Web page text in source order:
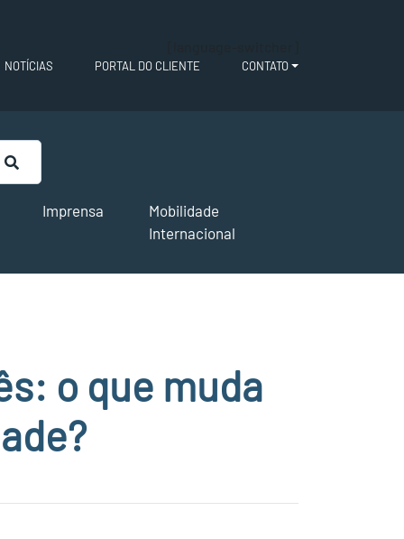
NOTÍCIAS PORTAL DO CLIENTE CONTATO
Imprensa
Mobilidade
Internacional
o que muda